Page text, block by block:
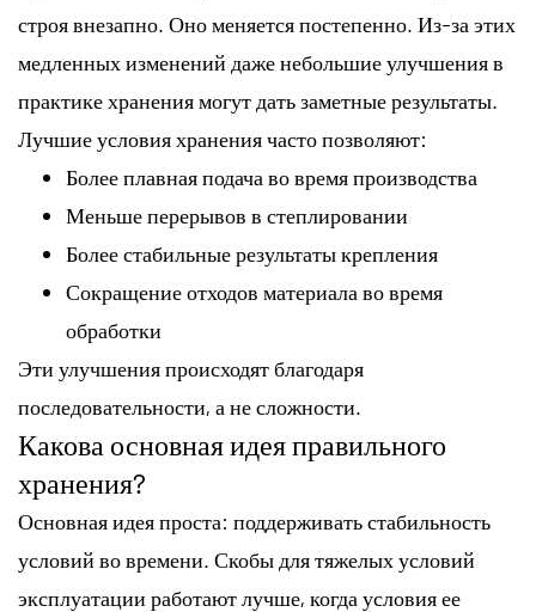
строя внезапно. Оно меняется постепенно. Из-за этих
медленных изменений даже небольшие улучшения в
практике хранения могут дать заметные результаты.
Лучшие условия хранения часто позволяют:
Более плавная подача во время производства
Меньше перерывов в степлировании
Более стабильные результаты крепления
Сокращение отходов материала во время
обработки
Эти улучшения происходят благодаря
последовательности, а не сложности.
Какова основная идея правильного
хранения?
Основная идея проста: поддерживать стабильность
условий во времени. Скобы для тяжелых условий
эксплуатации работают лучше, когда условия ее